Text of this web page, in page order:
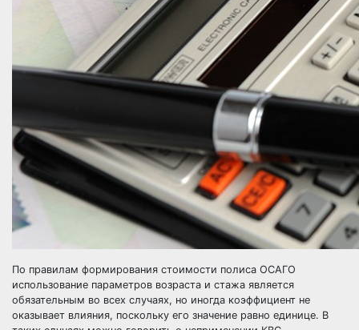
По правилам формирования стоимости полиса ОСАГО
использование параметров возраста и стажа является
обязательным во всех случаях, но иногда коэффициент не
оказывает влияния, поскольку его значение равно единице. В